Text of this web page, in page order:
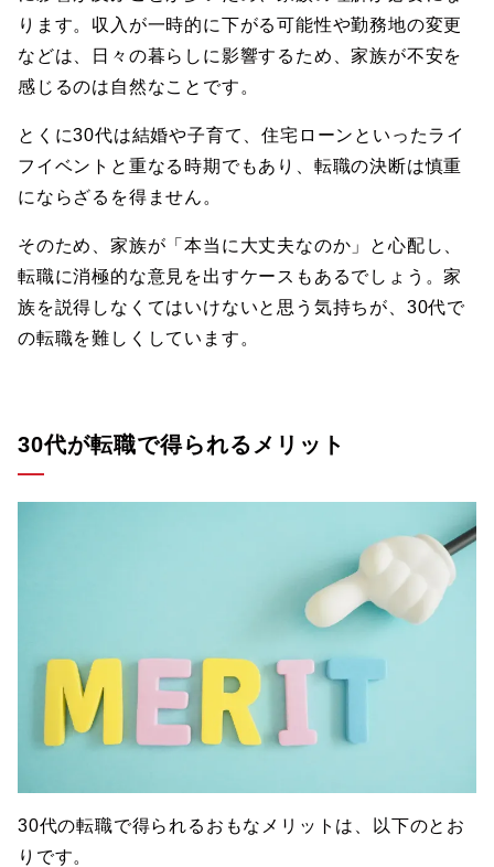
ります。収入が一時的に下がる可能性や勤務地の変更
などは、日々の暮らしに影響するため、家族が不安を
感じるのは自然なことです。
とくに30代は結婚や子育て、住宅ローンといったライ
フイベントと重なる時期でもあり、転職の決断は慎重
にならざるを得ません。
そのため、家族が「本当に大丈夫なのか」と心配し、
転職に消極的な意見を出すケースもあるでしょう。家
族を説得しなくてはいけないと思う気持ちが、30代で
の転職を難しくしています。
30代が転職で得られるメリット
30代の転職で得られるおもなメリットは、以下のとお
りです。